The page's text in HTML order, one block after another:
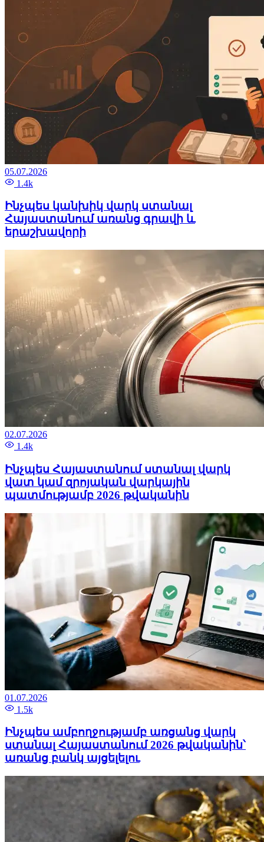
05.07.2026
1.4k
Ինչպես կանխիկ վարկ ստանալ
Հայաստանում առանց գրավի և
երաշխավորի
02.07.2026
1.4k
Ինչպես Հայաստանում ստանալ վարկ
վատ կամ զրոյական վարկային
պատմությամբ 2026 թվականին
01.07.2026
1.5k
Ինչպես ամբողջությամբ առցանց վարկ
ստանալ Հայաստանում 2026 թվականին՝
առանց բանկ այցելելու